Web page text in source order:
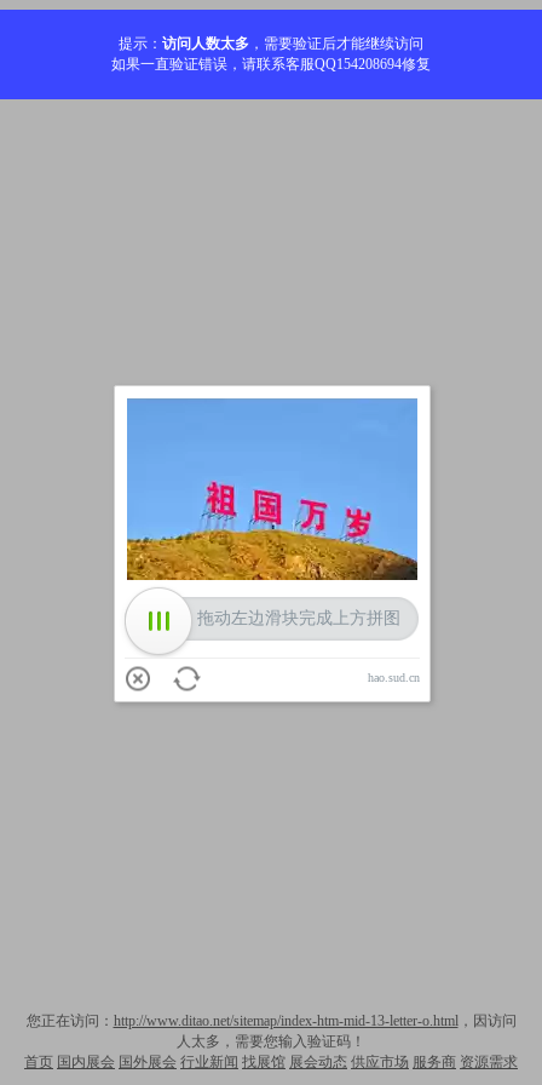
提示： 访问人数太多 ，需要验证后才能继续访问
如果一直验证错误，请联系客服QQ154208694修复
您正在访问： http://www.ditao.net/sitemap/index-htm-mid-13-letter-o.html，因访问
人太多，需要您输入验证码！
首页 国内展会 国外展会 行业新闻 找展馆 展会动态 供应市场 服务商 资源需求
拖动左边滑块完成上方拼图
hao.sud.cn